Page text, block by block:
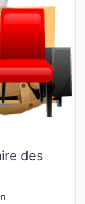
des